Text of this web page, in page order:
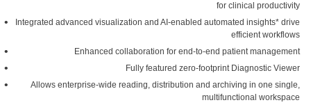
for clinical productivity
Integrated advanced visualization and AI-enabled automated insights* drive
efficient workflows
Enhanced collaboration for end-to-end patient management
Fully featured zero-footprint Diagnostic Viewer
Allows enterprise-wide reading, distribution and archiving in one single,
multifunctional workspace